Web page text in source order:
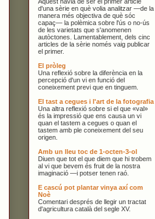
d'una sèrie en què volia analitzar —de la
manera més objectiva de què sóc
capaç— la polèmica sobre l'ús o no-ús
de les varietats que s'anomenen
autòctones. Lamentablement, dels cinc
articles de la sèrie només vaig publicar
el primer.
El pròleg
Una reflexió sobre la diferència en la
percepció d'un vi en funció del
coneixement previ que en tinguem.
El tast a cegues i l'art de la fotografia
Una altra reflexió sobre si el que «val»
és la impressió que ens causa un vi
quan el tastem a cegues o quan el
tastem amb ple coneixement del seu
origen.
Amb un lleu toc de 1-octen-3-ol
Diuen que tot el que diem que hi trobem
al vi que bevem és fruit de la nostra
imaginació —i potser tenen raó.
E cascú pot plantar vinya axí com
Noè
Comentari després de llegir un tractat
d'agricultura català del segle XV.